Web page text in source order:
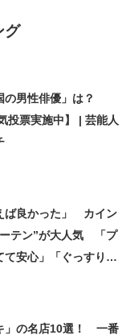
グ
男性俳優」は？
投票実施中】 | 芸能人
ば良かった」 カイン
テン”が大人気 「プ
て安心」「ぐっすり眠
」の名店10選！ 一番